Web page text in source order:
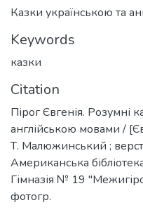
Казки українською та
Keywords
казки
Citation
Пірог Євгенія. Розумні
англійською мовами /
Т. Малюжинський ;
Американська
Гімназія № 19
фотогр.